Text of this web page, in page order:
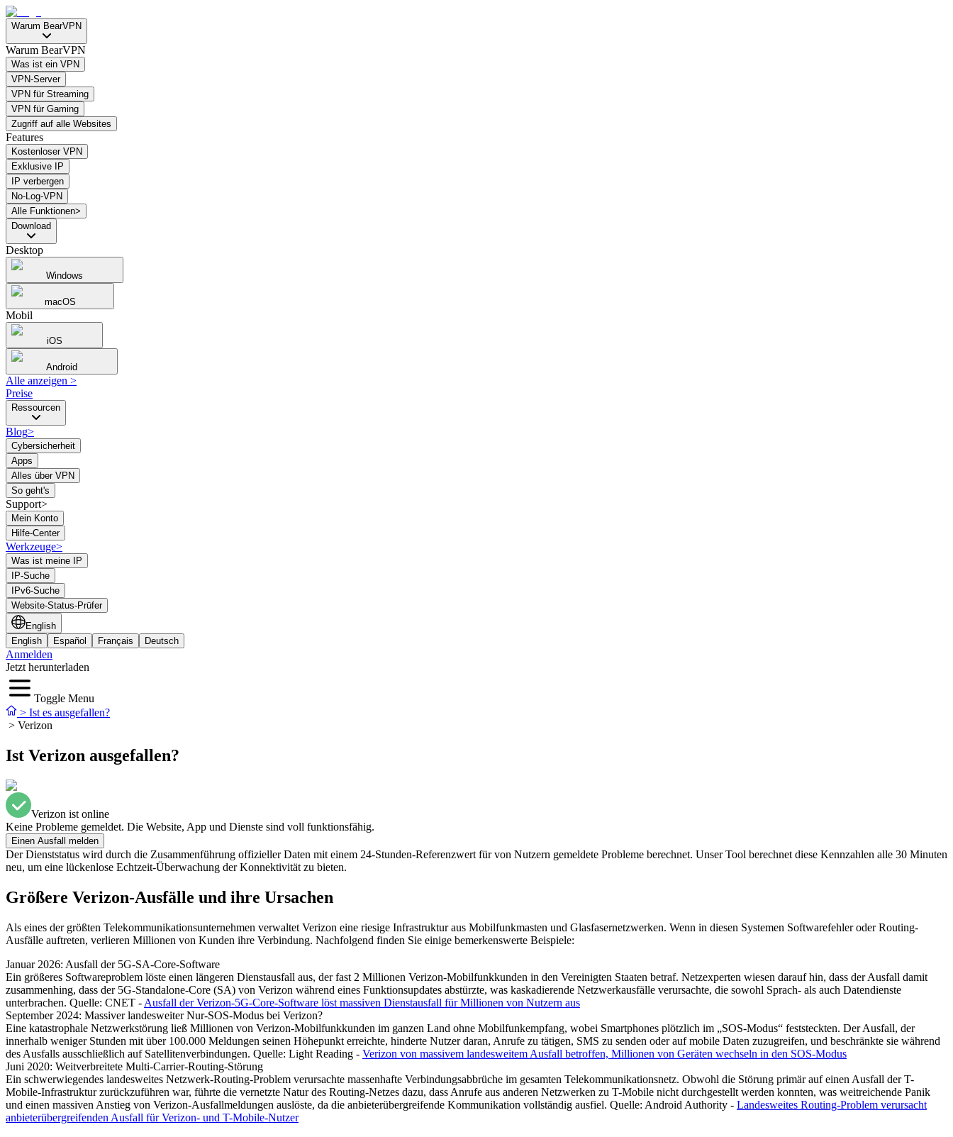
Warum BearVPN
Warum BearVPN
Was ist ein VPN
VPN-Server
VPN für Streaming
VPN für Gaming
Zugriff auf alle Websites
Features
Kostenloser VPN
Exklusive IP
IP verbergen
No-Log-VPN
Alle Funktionen>
Download
Desktop
Windows
macOS
Mobil
iOS
Android
Alle anzeigen >
Preise
Ressourcen
Blog>
Cybersicherheit
Apps
Alles über VPN
So geht's
Support>
Mein Konto
Hilfe-Center
Werkzeuge>
Was ist meine IP
IP-Suche
IPv6-Suche
Website-Status-Prüfer
English
English
Español Français Deutsch
Anmelden
Jetzt herunterladen
Toggle Menu
> Ist es ausgefallen?
> Verizon
Ist Verizon ausgefallen?
Verizon ist online
Keine Probleme gemeldet. Die Website, App und Dienste sind voll funktionsfähig.
Einen Ausfall melden
Der Dienststatus wird durch die Zusammenführung offizieller Daten mit einem 24-Stunden-Referenzwert für von Nutzern gemeldete Probleme berechnet. Unser Tool berechnet diese Kennzahlen alle 30 Minuten
neu, um eine lückenlose Echtzeit-Überwachung der Konnektivität zu bieten.
Größere Verizon-Ausfälle und ihre Ursachen
Als eines der größten Telekommunikationsunternehmen verwaltet Verizon eine riesige Infrastruktur aus Mobilfunkmasten und Glasfasernetzwerken. Wenn in diesen Systemen Softwarefehler oder Routing-
Ausfälle auftreten, verlieren Millionen von Kunden ihre Verbindung. Nachfolgend finden Sie einige bemerkenswerte Beispiele:
Januar 2026: Ausfall der 5G-SA-Core-Software
Ein größeres Softwareproblem löste einen längeren Dienstausfall aus, der fast 2 Millionen Verizon-Mobilfunkkunden in den Vereinigten Staaten betraf. Netzexperten wiesen darauf hin, dass der Ausfall damit
zusammenhing, dass der 5G-Standalone-Core (SA) von Verizon während eines Funktionsupdates abstürzte, was kaskadierende Netzwerkausfälle verursachte, die sowohl Sprach- als auch Datendienste
unterbrachen. Quelle: CNET - Ausfall der Verizon-5G-Core-Software löst massiven Dienstausfall für Millionen von Nutzern aus
September 2024: Massiver landesweiter Nur-SOS-Modus bei Verizon?
Eine katastrophale Netzwerkstörung ließ Millionen von Verizon-Mobilfunkkunden im ganzen Land ohne Mobilfunkempfang, wobei Smartphones plötzlich im „SOS-Modus“ feststeckten. Der Ausfall, der
innerhalb weniger Stunden mit über 100.000 Meldungen seinen Höhepunkt erreichte, hinderte Nutzer daran, Anrufe zu tätigen, SMS zu senden oder auf mobile Daten zuzugreifen, und beschränkte sie während
des Ausfalls ausschließlich auf Satellitenverbindungen. Quelle: Light Reading - Verizon von massivem landesweitem Ausfall betroffen, Millionen von Geräten wechseln in den SOS-Modus
Juni 2020: Weitverbreitete Multi-Carrier-Routing-Störung
Ein schwerwiegendes landesweites Netzwerk-Routing-Problem verursachte massenhafte Verbindungsabbrüche im gesamten Telekommunikationsnetz. Obwohl die Störung primär auf einen Ausfall der T-
Mobile-Infrastruktur zurückzuführen war, führte die vernetzte Natur des Routing-Netzes dazu, dass Anrufe aus anderen Netzwerken zu T-Mobile nicht durchgestellt werden konnten, was weitreichende Panik
und einen massiven Anstieg von Verizon-Ausfallmeldungen auslöste, da die anbieterübergreifende Kommunikation vollständig ausfiel. Quelle: Android Authority - Landesweites Routing-Problem verursacht
anbieterübergreifenden Ausfall für Verizon- und T-Mobile-Nutzer